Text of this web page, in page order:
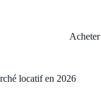
Acheter
locatif en 2026